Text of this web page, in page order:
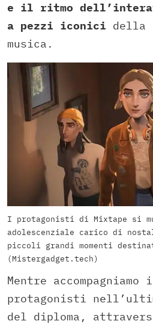
e il ritmo
a pezzi iconici della
musica.
I protagonisti di Mixtape si
adolescenziale carico di
piccoli grandi momenti
(Mistergadget.tech)
Mentre
protagonisti
del diploma,